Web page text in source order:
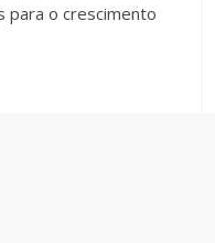
para o crescimento